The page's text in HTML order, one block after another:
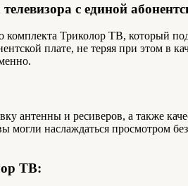
с единой
комплекта Триколор ТВ, который
плате, не теряя при этом в
антенны и ресиверов, а также
могли наслаждаться
ТВ: